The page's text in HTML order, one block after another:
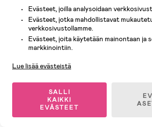
Didriksons Anten Teddytakki,
Light Heather Pink
Didriksons Muskot
Evästeet, joilla analysoidaan
Evästeet, jotka mahdollistavat
verkkosivustollamme.
Evästeet, joita käytetään mainontaan ja
markkinointiin.
Lue lisää evästeistä
SALLI
KAIKKI
EVÄSTEET